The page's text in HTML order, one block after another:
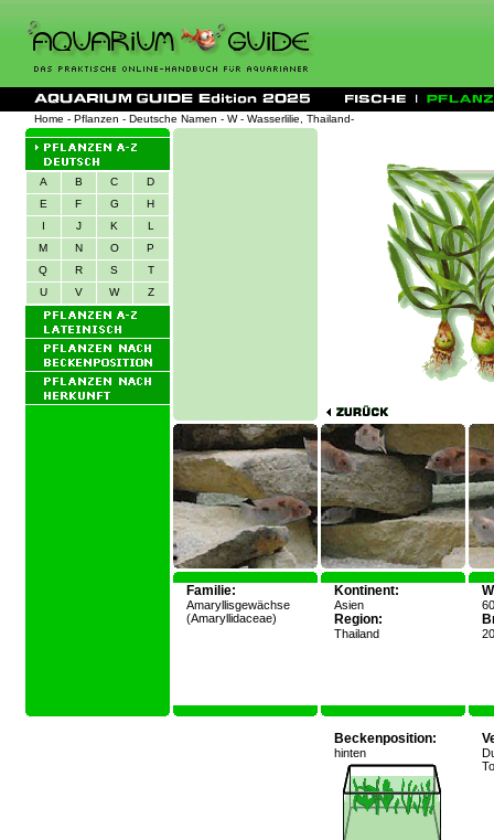
Home - Pflanzen - Deutsche Namen - W- Wasserlilie, Thailand-
A B C
D
E
F G
H
I
J K
L
M
N O
P
Q
R S
T
U
V W Z
Familie:
Amaryllisgewächse
(Amaryllidaceae)
Kontinent:
Asien
Region:
Thailand
Beckenposition:
hinten